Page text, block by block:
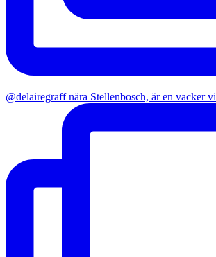
@delairegraff nära Stellenbosch, är en vacker vi